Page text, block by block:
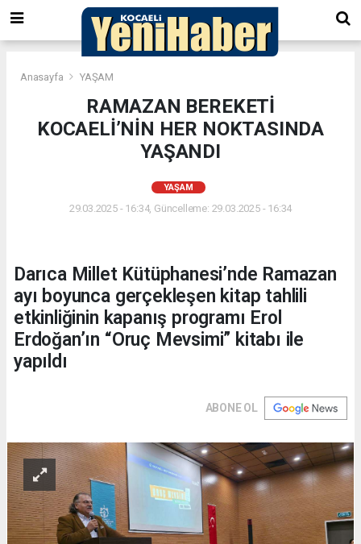
Anasayfa YAŞAM
RAMAZAN BEREKETİ
KOCAELİ’NİN HER NOKTASINDA
YAŞANDI
YAŞAM
29.03.2025 - 16:34, Güncelleme: 29.03.2025 - 16:34
Darıca Millet Kütüphanesi’nde Ramazan
ayı boyunca gerçekleşen kitap tahlili
etkinliğinin kapanış programı Erol
Erdoğan’ın “Oruç Mevsimi” kitabı ile
yapıldı
ABONE OL